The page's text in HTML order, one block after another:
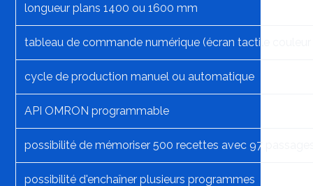
longueur plans 1400 ou 1600 mm
tableau de commande numérique (écran tactile couleur
cycle de production manuel ou automatique
API OMRON programmable
possibilité de mémoriser 500 recettes avec 97
possibilité d'enchaîner plusieurs programmes